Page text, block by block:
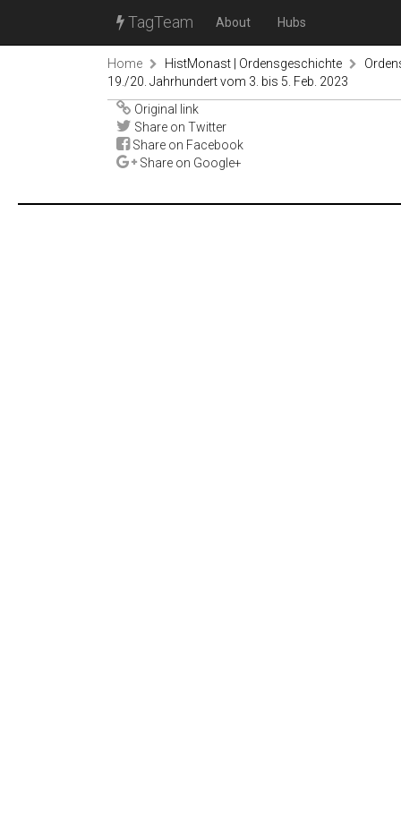
TagTeam About Hubs
Home HistMonast | Ordensgeschichte
19./20. Jahrhundert vom 3. bis 5. Feb. 2023
Original link
Share on Twitter
Share on Facebook
Share on Google+